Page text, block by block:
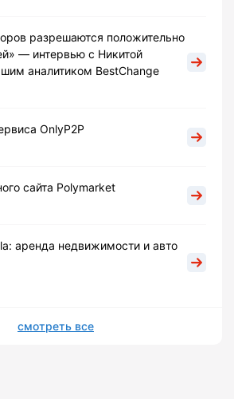
разрешаются положительно
— интервью с Никитой
аналитиком BestChange
OnlyP2P
сайта Polymarket
аренда недвижимости и авто
смотреть все